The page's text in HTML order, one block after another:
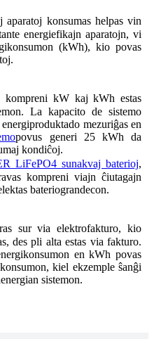
konsumas helpas vin
energiefikajn aparatojn, vi
(kWh), kio povas
kompreni kW kaj kWh estas
La kapacito de sistemo
mezuriĝas en
povus generi 25 kWh da
kondiĉoj.
LiFePO4 sunakvaj baterioj,
kompreni viajn ĉiutagajn
bateriograndecon.
sur via elektrofakturo, kio
des pli alta estas via fakturo.
en kWh povas
kiel ekzemple ŝanĝi
sistemon.